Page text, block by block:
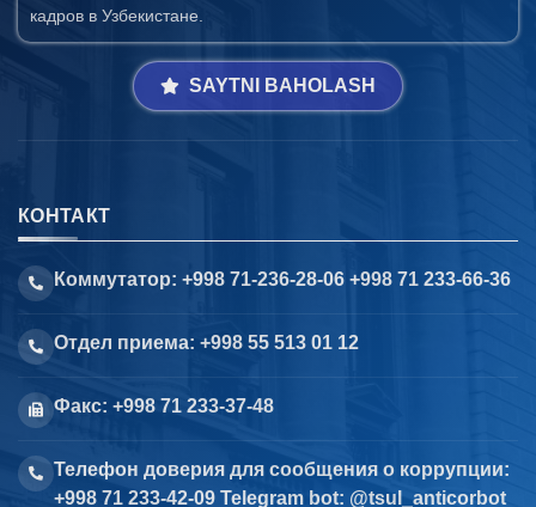
кадров в Узбекистане.
SAYTNI BAHOLASH
КОНТАКТ
Коммутатор: +998 71-236-28-06 +998 71 233-66-36
Отдел приема: +998 55 513 01 12
Факс: +998 71 233-37-48
Телефон доверия для сообщения о коррупции:
+998 71 233-42-09 Telegram bot: @tsul_anticorbot